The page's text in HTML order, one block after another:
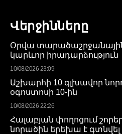
Վերջինները
Օրվա
կարևոր իրադարձություն
10/08/2026 23:09
Աշխարհի 10 գլխավոր
օգոստոսի 10-ին
10/08/2026 22:26
Հալաբյան փողոցում
նորածին երեխա է գտնվել